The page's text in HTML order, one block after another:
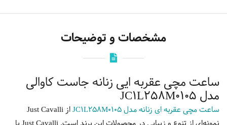
مشخصات و توضیحات
ساعت مچی عقربه ایی زنانه جاست کاوالی
مدل JC1L258M0105
ساعت مچی عقربه ای زنانه مدل JC1L258M0105
از Just Cavalli